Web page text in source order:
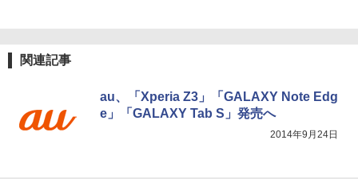
関連記事
au、「Xperia Z3」「GALAXY Note Edg
e」「GALAXY Tab S」発売へ
2014年9月24日